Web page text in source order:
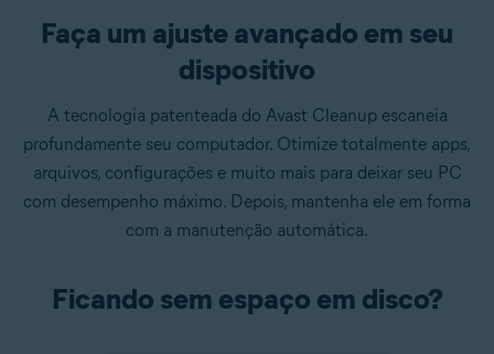
Faça um ajuste avançado em seu
dispositivo
A tecnologia patenteada do Avast Cleanup escaneia
profundamente seu computador. Otimize totalmente apps,
arquivos, configurações e muito mais para deixar seu PC
com desempenho máximo. Depois, mantenha ele em forma
com a manutenção automática.
Ficando sem espaço em disco?